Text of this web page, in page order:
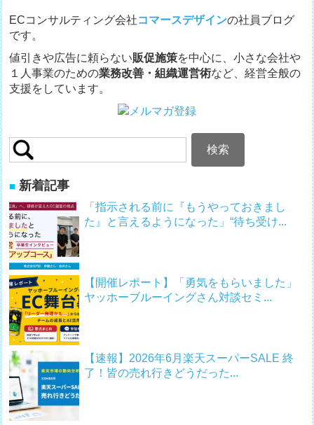
ECコンサルティング会社コマースデザインの社員ブログ
です。
値引きや広告に頼らない販促施策を中心に、小さな会社や
１人事業のための業務改善・組織運営術など、経営全般の
支援をしています。
検
索:
新着記事
「指示される前に『もうやっておきまし
た』と言えるようになった」“待ち受け...
【開催レポート】「勇気をもらいました」
ヤッホーブルーイングさん対談セミ...
【速報】2026年6月楽天スーパーSALE 終
了！皆の売れ行きどうだった...